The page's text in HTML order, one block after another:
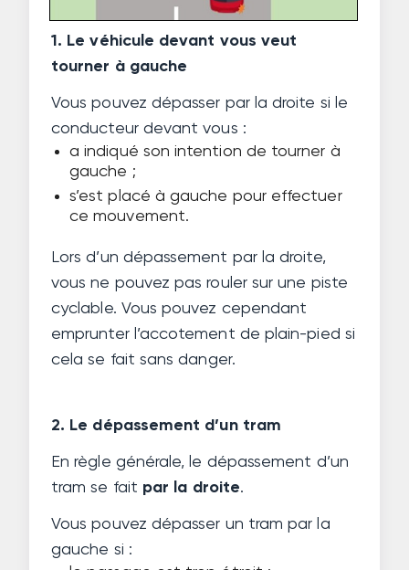
1. Le véhicule devant vous veut
tourner à gauche
Vous pouvez dépasser par la droite si le
conducteur devant vous :
a indiqué son intention de tourner à
gauche ;
s’est placé à gauche pour effectuer
ce mouvement.
Lors d’un dépassement par la droite,
vous ne pouvez pas rouler sur une piste
cyclable. Vous pouvez cependant
emprunter l’accotement de plain-pied si
cela se fait sans danger.
2. Le dépassement d’un tram
En règle générale, le dépassement d’un
tram se fait par la droite.
Vous pouvez dépasser un tram par la
gauche si :